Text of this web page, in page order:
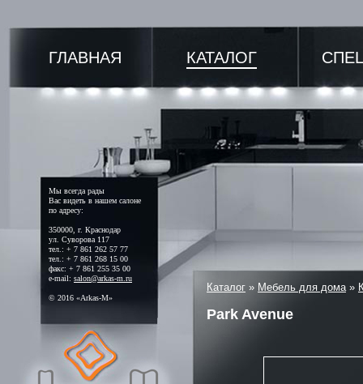
Мы всегда рады
Вас видеть в нашем салоне
по адресу:
350000, г. Краснодар
ул. Суворова 117
тел.: + 7 861 262 57 77
тел.: + 7 861 268 15 00
факс: + 7 861 255 35 00
e-mail: salon@arkas-m.ru
© 2016 «Arkas-M»
ГЛАВНАЯ КАТАЛОГ
Каталог » Мебель для дома»
Park Avenue